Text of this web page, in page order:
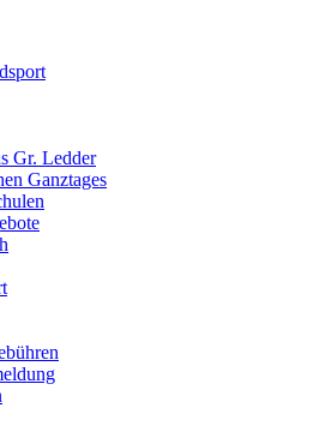
Gr. Ledder
Ganztages